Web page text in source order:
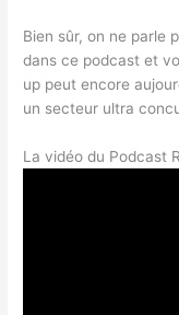
Bien sûr, on ne parle
dans ce podcast et
up peut encore
un secteur ultra
La vidéo du Podcast